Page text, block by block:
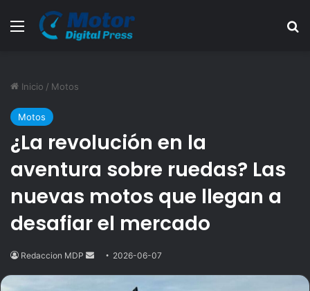
Menú
Inicio / Motos
Motos
¿La revolución en la
aventura sobre ruedas? Las
nuevas motos que llegan a
desafiar el mercado
Redaccion MDP
Send2026-06-07